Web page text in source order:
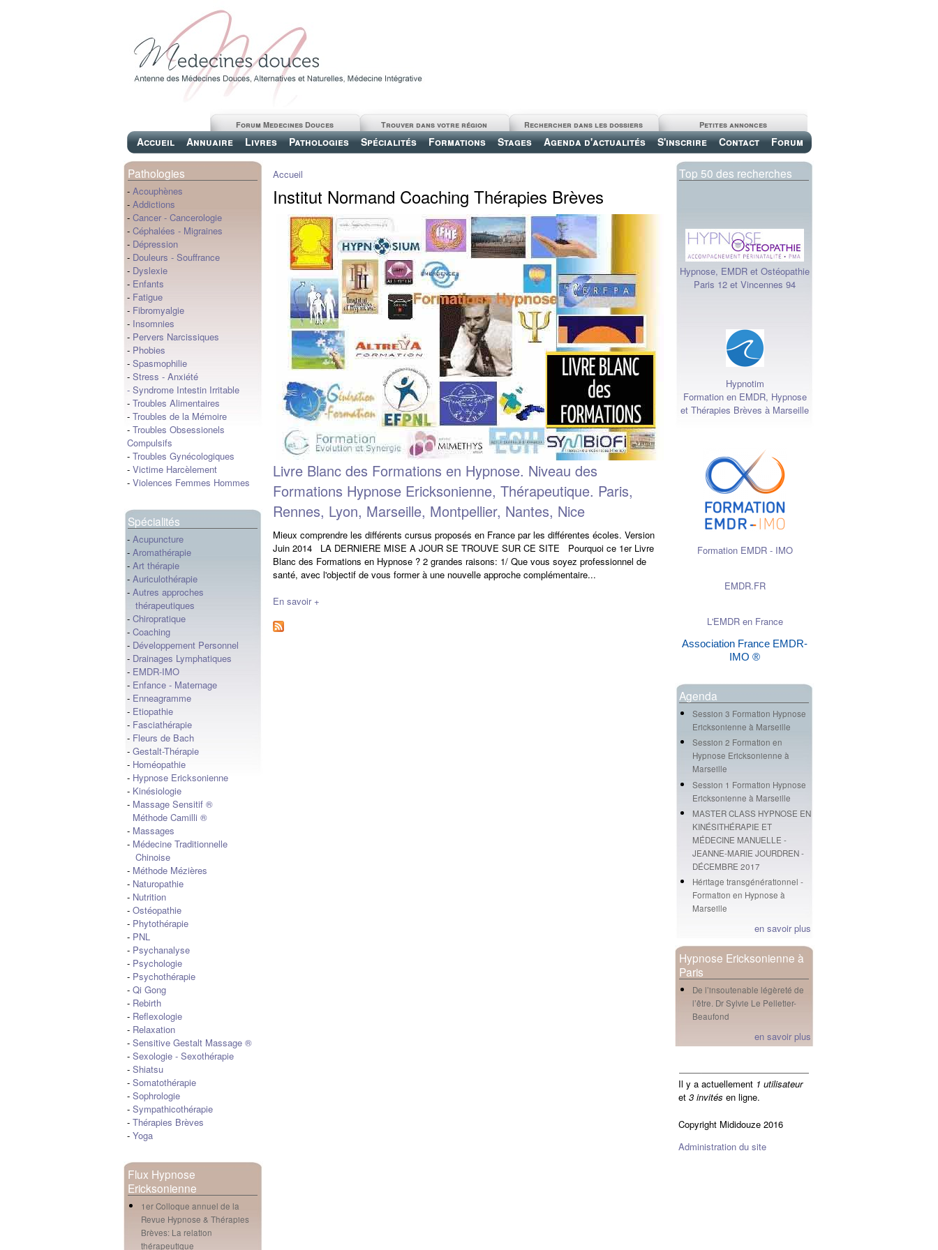
Accueil Annuaire Livres Pathologies Spécialités Formations Stages Agenda d'actualités S'inscrire Contact Forum
Petites annonces
Rechercher dans les dossiers
Trouver dans votre région
Forum Medecines Douces
Pathologies
- Acouphènes
- Addictions
- Cancer - Cancerologie
- Céphalées - Migraines
- Dépression
- Douleurs - Souffrance
- Dyslexie
- Enfants
- Fatigue
- Fibromyalgie
- Insomnies
- Pervers Narcissiques
- Phobies
- Spasmophilie
- Stress - Anxiété
- Syndrome Intestin Irritable
- Troubles Alimentaires
- Troubles de la Mémoire
- Troubles Obsessionels
Compulsifs
- Troubles Gynécologiques
- Victime Harcèlement
- Violences Femmes Hommes
Spécialités
- Acupuncture
- Aromathérapie
- Art thérapie
- Auriculothérapie
- Autres approches
thérapeutiques
- Chiropratique
- Coaching
- Développement Personnel
- Drainages Lymphatiques
- EMDR-IMO
- Enfance - Maternage
- Enneagramme
- Etiopathie
- Fasciathérapie
- Fleurs de Bach
- Gestalt-Thérapie
- Homéopathie
- Hypnose Ericksonienne
- Kinésiologie
- Massage Sensitif ®
Méthode Camilli ®
- Massages
- Médecine Traditionnelle
Chinoise
- Méthode Mézières
- Naturopathie
- Nutrition
- Ostéopathie
- Phytothérapie
- PNL
- Psychanalyse
- Psychologie
- Psychothérapie
- Qi Gong
- Rebirth
- Reflexologie
- Relaxation
- Sensitive Gestalt Massage ®
- Sexologie - Sexothérapie
- Shiatsu
- Somatothérapie
- Sophrologie
- Sympathicothérapie
- Thérapies Brèves
- Yoga
Flux Hypnose
Ericksonienne
1er Colloque annuel de la
Revue Hypnose & Thérapies
Brèves: La relation
thérapeutique
Accueil
Institut Normand Coaching Thérapies Brèves
Livre Blanc des Formations en Hypnose. Niveau des
Formations Hypnose Ericksonienne, Thérapeutique. Paris,
Rennes, Lyon, Marseille, Montpellier, Nantes, Nice
Mieux comprendre les différents cursus proposés en France par les différentes écoles. Version
Juin 2014 LA DERNIERE MISE A JOUR SE TROUVE SUR CE SITE Pourquoi ce 1er Livre
Blanc des Formations en Hypnose ? 2 grandes raisons: 1/ Que vous soyez professionnel de
santé, avec l'objectif de vous former à une nouvelle approche complémentaire...
En savoir +
Top 50 des recherches
Hypnose, EMDR et Ostéopathie
Paris 12 et Vincennes 94
Hypnotim
Formation en EMDR, Hypnose
et Thérapies Brèves à Marseille
Formation EMDR - IMO
EMDR.FR
L'EMDR en France
Association France EMDR-
IMO ®
Agenda
Session 3 Formation Hypnose
Ericksonienne à Marseille
Session 2 Formation en
Hypnose Ericksonienne à
Marseille
Session 1 Formation Hypnose
Ericksonienne à Marseille
MASTER CLASS HYPNOSE EN
KINÉSITHÉRAPIE ET
MÉDECINE MANUELLE -
JEANNE-MARIE JOURDREN -
DÉCEMBRE 2017
Héritage transgénérationnel -
Formation en Hypnose à
Marseille
en savoir plus
Hypnose Ericksonienne à
Paris
De l’insoutenable légèreté de
l’être. Dr Sylvie Le Pelletier-
Beaufond
en savoir plus
Il y a actuellement 1 utilisateur
et 3 invités en ligne.
Copyright Mididouze 2016
Administration du site